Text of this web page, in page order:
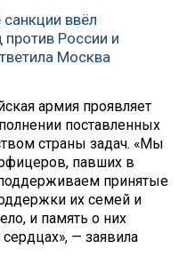
санкции ввёл
против России и
Москва
армия проявляет
поставленных
страны задач. «Мы
павших в
принятые
их семей и
и память о них
— заявила